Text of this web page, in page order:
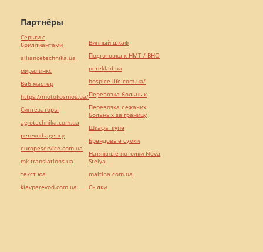
Партнёры
Серьги с
бриллиантами
alliancetechnika.ua
миралинкс
Веб мастер
https://motokosmos.ua/
Синтезаторы
agrotechnika.com.ua
perevod.agency
europeservice.com.ua
mk-translations.ua
текст юа
kievperevod.com.ua
Винный шкаф
Подготовка к НМТ / ВНО
pereklad.ua
hospice-life.com.ua/
Перевозка больных
Перевозка лежачих
больных за границу
Шкафы купе
Брендовые сумки
Натяжные потолки Nova
Stelya
maltina.com.ua
Cылки